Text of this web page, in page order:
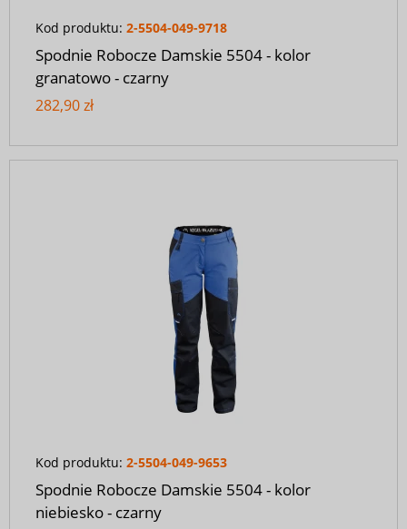
Kod produktu: 2-5504-049-9718
Spodnie Robocze Damskie 5504 - kolor
granatowo - czarny
282,90 zł
Kod produktu: 2-5504-049-9653
Spodnie Robocze Damskie 5504 - kolor
niebiesko - czarny